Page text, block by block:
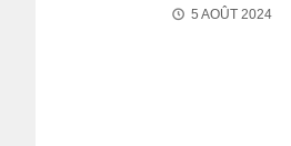
5 AOÛT 2024